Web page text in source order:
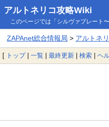
アルトネリコ攻略Wiki
このページでは「シルヴァプレート
ZAPAnet総合情報局 > アルトネ
[ トップ| 一覧 | 最終更新 | 検索 | ヘ